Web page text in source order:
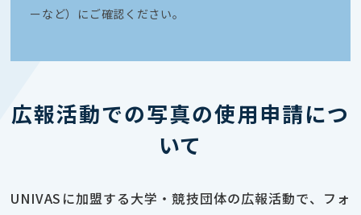
ーなど）にご確認ください。
広報活動での写真の使用申請につ
いて
UNIVASに加盟する大学・競技団体の広報活動で、フォ